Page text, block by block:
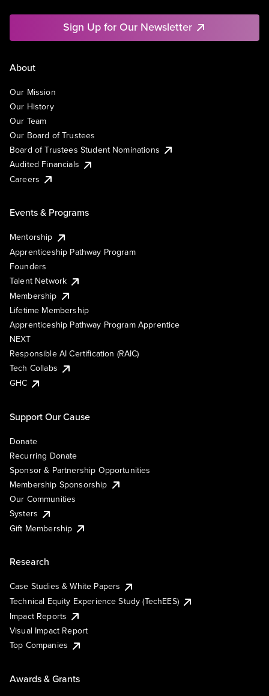
Sign Up for Our Newsletter
About
Our Mission
Our History
Our Team
Our Board of Trustees
Board of Trustees Student Nominations
Audited Financials
Careers
Events & Programs
Mentorship
Apprenticeship Pathway Program
Founders
Talent Network
Membership
Lifetime Membership
Apprenticeship Pathway Program Apprentice
NEXT
Responsible AI Certification (RAIC)
Tech Collabs
GHC
Support Our Cause
Donate
Recurring Donate
Sponsor & Partnership Opportunities
Membership Sponsorship
Our Communities
Systers
Gift Membership
Research
Case Studies & White Papers
Technical Equity Experience Study (TechEES)
Impact Reports
Visual Impact Report
Top Companies
Awards & Grants